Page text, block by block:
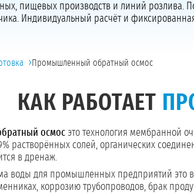
пищевых производств и линий розлива.
Индивидуальный расчёт и
›Промышленный обратный осмос
КАК РАБОТАЕТ
осмос это технология мембранной
растворённых солей, органических
в дренаж.
воды для промышленных предприятий это
коррозию трубопроводов, брак